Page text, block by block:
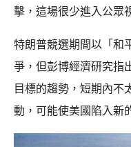
擊，這場很少進入公眾
特朗普競選期間以「和
爭，但彭博經濟研究指
目標的趨勢，短期內不
動，可能使美國陷入新